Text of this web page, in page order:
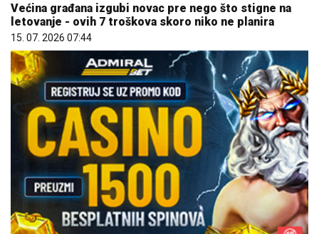
Većina građana izgubi novac pre nego što stigne na
letovanje - ovih 7 troškova skoro niko ne planira
15. 07. 2026 07:44